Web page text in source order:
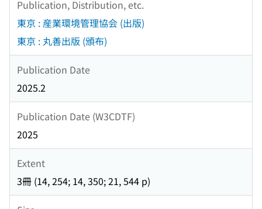
Publication, Distribution, etc.
東京 : 産業環境管理協会 (出版)
東京 : 丸善出版 (頒布)
Publication Date
2025.2
Publication Date (W3CDTF)
2025
Extent
3冊 (14, 254; 14, 350; 21, 544 p)